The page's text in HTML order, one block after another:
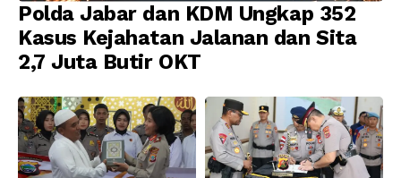
Polda Jabar dan KDM Ungkap 352
Kasus Kejahatan Jalanan dan Sita
2,7 Juta Butir OKT